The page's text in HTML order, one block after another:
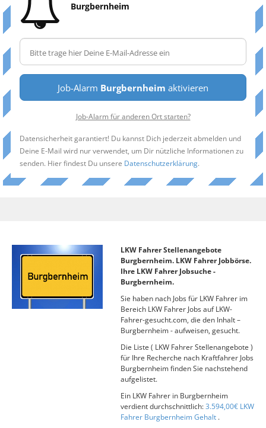
Burgbernheim
Job-Alarm Burgbernheim aktivieren
Job-Alarm für anderen Ort starten?
Datensicherheit garantiert! Du kannst Dich jederzeit abmelden und
Deine E-Mail wird nur verwendet, um Dir nützliche Informationen zu
senden. Hier findest Du unsere Datenschutzerklärung.
LKW Fahrer Stellenangebote
Burgbernheim. LKW Fahrer Jobbörse.
Ihre LKW Fahrer Jobsuche -
Burgbernheim.
Sie haben nach Jobs für LKW Fahrer im
Bereich LKW Fahrer Jobs auf LKW-
Fahrer-gesucht.com, die den Inhalt –
Burgbernheim - aufweisen, gesucht.
Die Liste ( LKW Fahrer Stellenangebote )
für Ihre Recherche nach Kraftfahrer Jobs
Burgbernheim finden Sie nachstehend
aufgelistet.
Ein LKW Fahrer in Burgbernheim
verdient durchschnittlich:3.594,00€ LKW
Fahrer Burgbernheim Gehalt .